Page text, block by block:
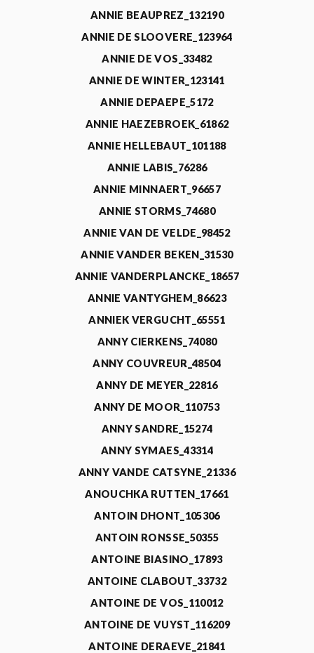
ANNIE BEAUPREZ_132190
ANNIE DE SLOOVERE_123964
ANNIE DE VOS_33482
ANNIE DE WINTER_123141
ANNIE DEPAEPE_5172
ANNIE HAEZEBROEK_61862
ANNIE HELLEBAUT_101188
ANNIE LABIS_76286
ANNIE MINNAERT_96657
ANNIE STORMS_74680
ANNIE VAN DE VELDE_98452
ANNIE VANDER BEKEN_31530
ANNIE VANDERPLANCKE_18657
ANNIE VANTYGHEM_86623
ANNIEK VERGUCHT_65551
ANNY CIERKENS_74080
ANNY COUVREUR_48504
ANNY DE MEYER_22816
ANNY DE MOOR_110753
ANNY SANDRE_15274
ANNY SYMAES_43314
ANNY VANDE CATSYNE_21336
ANOUCHKA RUTTEN_17661
ANTOIN DHONT_105306
ANTOIN RONSSE_50355
ANTOINE BIASINO_17893
ANTOINE CLABOUT_33732
ANTOINE DE VOS_110012
ANTOINE DE VUYST_116209
ANTOINE DERAEVE_21841